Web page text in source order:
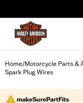
Home/Motorcycle Parts &
Spark Plug Wires
makeSurePartFits